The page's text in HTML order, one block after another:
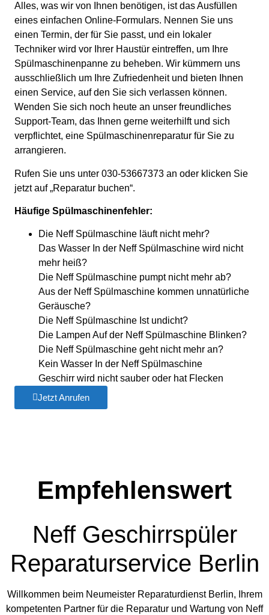
Alles, was wir von Ihnen benötigen, ist das Ausfüllen
eines einfachen Online-Formulars. Nennen Sie uns
einen Termin, der für Sie passt, und ein lokaler
Techniker wird vor Ihrer Haustür eintreffen, um Ihre
Spülmaschinenpanne zu beheben. Wir kümmern uns
ausschließlich um Ihre Zufriedenheit und bieten Ihnen
einen Service, auf den Sie sich verlassen können.
Wenden Sie sich noch heute an unser freundliches
Support-Team, das Ihnen gerne weiterhilft und sich
verpflichtet, eine Spülmaschinenreparatur für Sie zu
arrangieren.
Rufen Sie uns unter 030-53667373 an oder klicken Sie
jetzt auf „Reparatur buchen“.
Häufige Spülmaschinenfehler:
Die Neff Spülmaschine läuft nicht mehr?
Das Wasser In der Neff Spülmaschine wird nicht
mehr heiß?
Die Neff Spülmaschine pumpt nicht mehr ab?
Aus der Neff Spülmaschine kommen unnatürliche
Geräusche?
Die Neff Spülmaschine Ist undicht?
Die Lampen Auf der Neff Spülmaschine Blinken?
Die Neff Spülmaschine geht nicht mehr an?
Kein Wasser In der Neff Spülmaschine
Geschirr wird nicht sauber oder hat Flecken
Jetzt Anrufen
Empfehlenswert
Neff Geschirrspüler
Reparaturservice Berlin
Willkommen beim Neumeister Reparaturdienst Berlin, Ihrem
kompetenten Partner für die Reparatur und Wartung von Neff